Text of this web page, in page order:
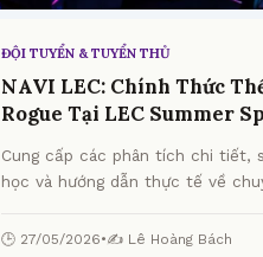
ĐỘI TUYỂN & TUYỂN THỦ
NAVI LEC: Chính Thức
Rogue Tại LEC Summer
Cung cấp các phân tích chi tiết,
học và hướng dẫn thực tế về
Summer Split 2025 từ chuyên gia.
🕒 27/05/2026•✍️ Lê Hoàng Bách